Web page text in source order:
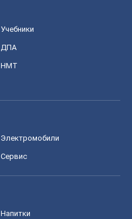
Учебники
ДПА
НМТ
Электромобили
Сервис
Напитки